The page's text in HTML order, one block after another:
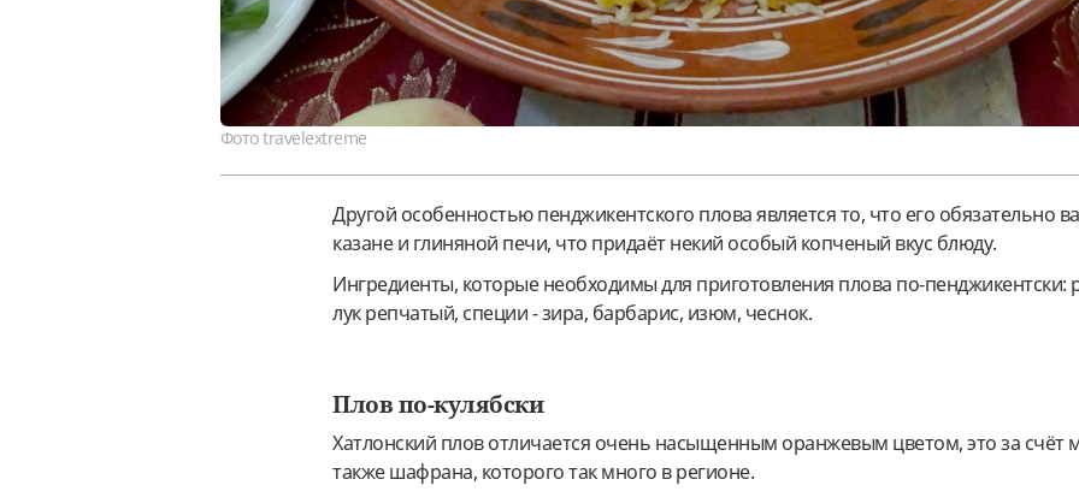
Фото travelextreme
Другой особенностью пенджикентского плова является то, что его обязательно
казане и глиняной печи, что придаёт некий особый копченый вкус блюду.
Ингредиенты, которые необходимы для приготовления плова по-пенджикентски:
лук репчатый, специи - зира, барбарис, изюм, чеснок.
Плов по-кулябски
Хатлонский плов отличается очень насыщенным оранжевым цветом, это за счёт
также шафрана, которого так много в регионе.